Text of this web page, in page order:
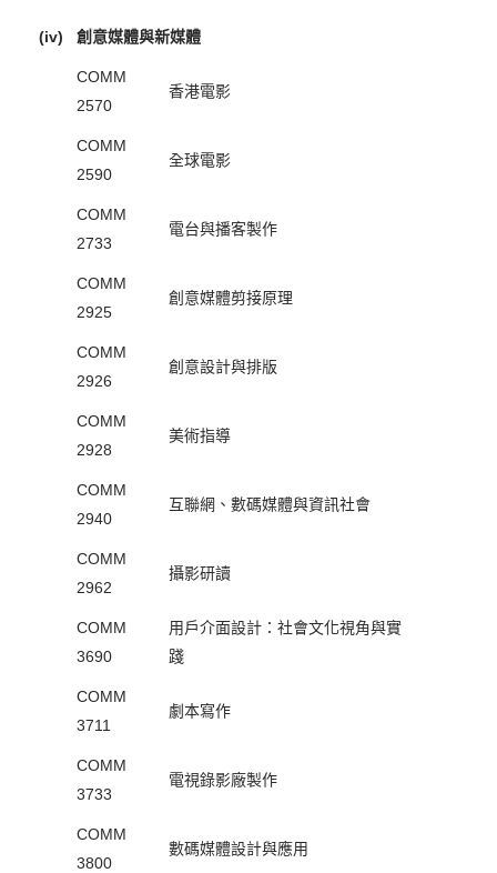
(iv) 創意媒體與新媒體
COMM
2570
香港電影
COMM
2590
全球電影
COMM
2733
電台與播客製作
COMM
2925
創意媒體剪接原理
COMM
2926
創意設計與排版
COMM
2928
美術指導
COMM
2940
互聯網、數碼媒體與資訊社會
COMM
2962
攝影研讀
COMM
3690
用戶介面設計：社會文化視角與實
踐
COMM
3711
劇本寫作
COMM
3733
電視錄影廠製作
COMM
3800
數碼媒體設計與應用